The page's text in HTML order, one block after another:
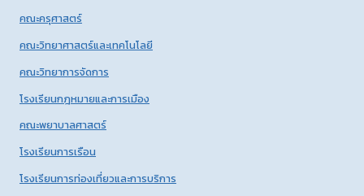
คณะครุศาสตร์
คณะวิทยาศาสตร์และเทคโนโลยี
คณะวิทยาการจัดการ
โรงเรียนกฎหมายและการเมือง
คณะพยาบาลศาสตร์
โรงเรียนการเรือน
โรงเรียนการท่องเที่ยวและการบริการ